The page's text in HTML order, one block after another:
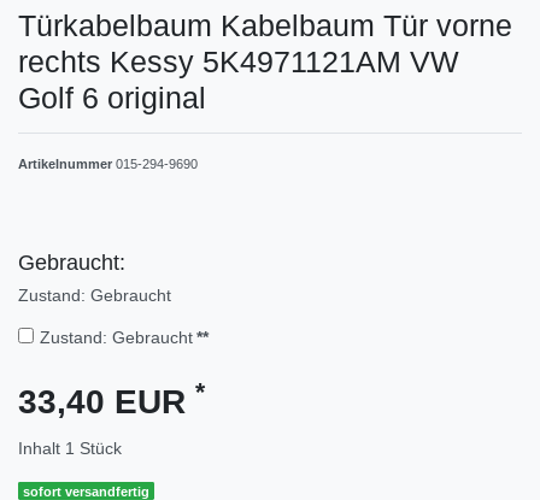
Türkabelbaum Kabelbaum Tür vorne
rechts Kessy 5K4971121AM VW
Golf 6 original
Artikelnummer 015-294-9690
Gebraucht:
Zustand: Gebraucht
Zustand: Gebraucht **
33,40 EUR *
Inhalt 1 Stück
sofort versandfertig